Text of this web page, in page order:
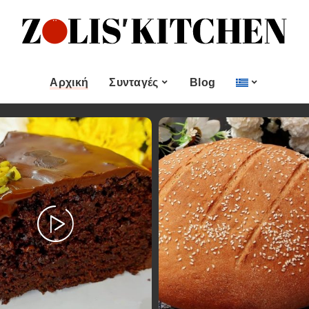
Αρχική Συνταγές
Κατηγορίες
Ορεκτικα & μεζεδες
Ψωμι
Κουλούρια και
Μπισκότα
Γλυκό και Επιδόρπιο
Ποτά και Χυμοί
Ψάρι και Θαλασσινά
Σάλτσες και Αλοιφές
Εποχιακές Συνταγές
Χριστουγεννιάτικες
Συνταγές
Πασχαλινές Συνταγές
Νηστίσιμες Συνταγές
Συνταγές για Αγίου
Βαλεντίνου
Blog
Αλοιφές
Εποχιακές Συνταγές
Συνταγές για Αγίου
Βαλεντίνου